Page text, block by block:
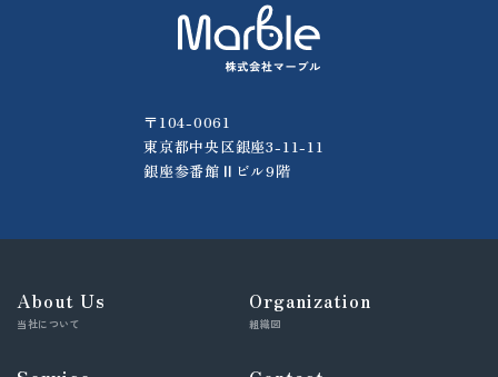
〒104-0061
東京都中央区銀座3-11-11
銀座参番館Ⅱビル9階
About Us
当社について
Organization
組織図